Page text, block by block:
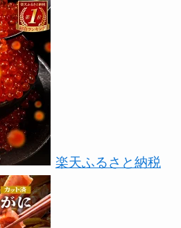
楽天ふるさと納税